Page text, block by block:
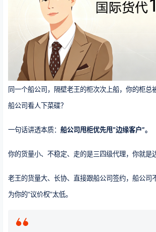
同一个船公司，隔壁老王的柜次次上船，你的柜总
船公司看人下菜碟？
一句话讲透本质： 船公司甩柜优先甩“边缘客户”。
你的货量小、不稳定、走的是三四级代理，你就是
老王的货量大、长协、直接跟船公司签约，船公司
为你的“议价权”太低。